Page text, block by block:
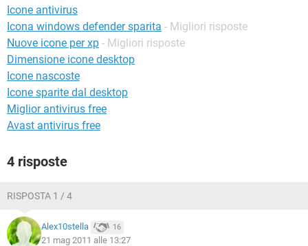
Icone antivirus
Icona windows defender sparita - Migliori risposte
Nuove icone per xp - Migliori risposte
Dimensione icone desktop
Icone nascoste
Icone sparite dal desktop
Miglior antivirus free
Avast antivirus free
4 risposte
RISPOSTA 1 / 4
Alex10stella 16
21 mag 2011 alle 13:27